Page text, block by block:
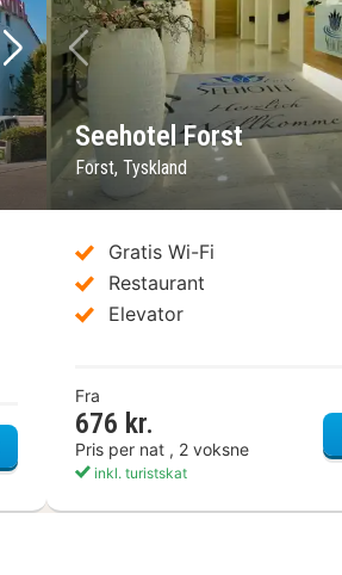
Næste billedeForrige billede
Seehotel Forst
Forst, Tyskland
Gratis Wi-Fi
Restaurant
Elevator
Fra
676 kr.
Pris per nat , 2 voksne
inkl. turistskat